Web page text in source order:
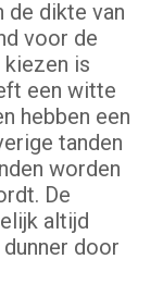
de dikte van
voor de
kiezen is
een witte
hebben een
tanden
worden
De
altijd
door